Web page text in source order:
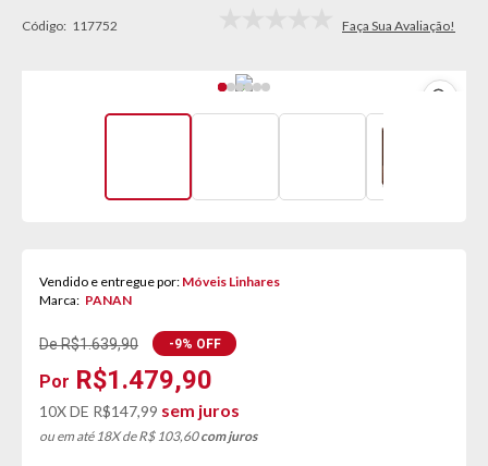
Código: 117752
Vendido e entregue por: Móveis Linhares
Marca: PANAN
De R$1.639,90
R$1.479,90
-9% OFF
10X DE R$147,99 sem juros
ou em até 18X de R$ 103,60com juros